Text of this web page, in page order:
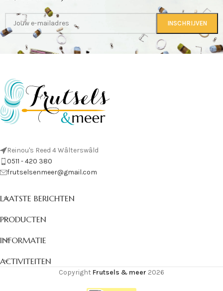
Reinou's Reed 4 Wâlterswâld
0511 - 420 380
frutselsenmeer@gmail.com
LAATSTE BERICHTEN
PRODUCTEN
INFORMATIE
ACTIVITEITEN
Copyright Frutsels & meer 2026